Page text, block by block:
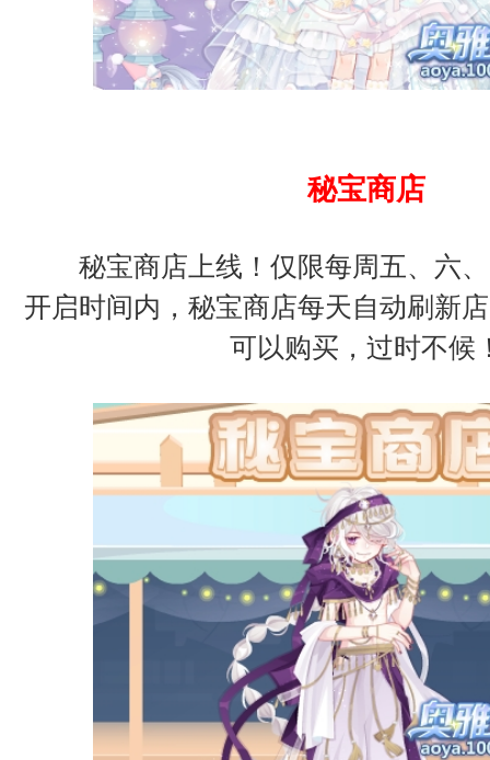
秘宝商店
秘宝商店上线！仅限每周五、六
开启时间内，秘宝商店每天自动刷新
可以购买，过时不候